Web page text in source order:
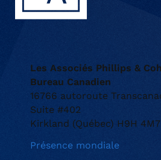
Les Associés Phillips &
Bureau Canadien
16766 autoroute
Suite #402
Kirkland (Québec) H9H 4M7
Présence mondiale